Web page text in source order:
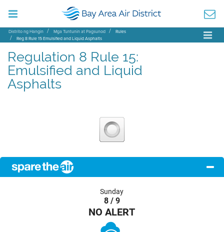
Distrito ng Hangin Mga Tuntunin at Pagsunod
Rules
Reg 8 Rule 15 Emulsified and Liquid Asphalts
Regulation 8 Rule 15:
Emulsified and Liquid
Asphalts
Sunday
8 / 9
NO ALERT